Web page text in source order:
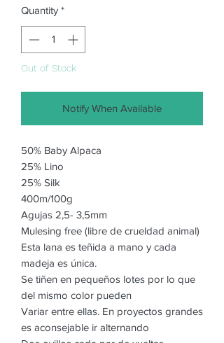
Quantity *
Out of Stock
Notify When Available
50% Baby Alpaca
25% Lino
25% Silk
400m/100g
Agujas 2,5- 3,5mm
Mulesing free (libre de crueldad animal)
Esta lana es teñida a mano y cada
madeja es única.
Se tiñen en pequeños lotes por lo que
del mismo color pueden
Variar entre ellas. En proyectos grandes
es aconsejable ir alternando